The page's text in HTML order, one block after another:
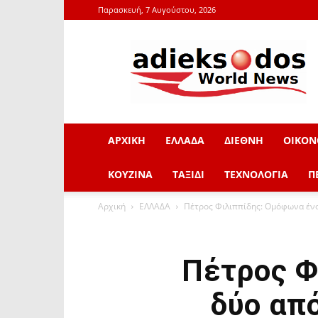
Παρασκευή, 7 Αυγούστου, 2026
adieksodos.gr
ΑΡΧΙΚΗ ΕΛΛΑΔΑ ΔΙΕΘΝΗ
ΚΟΥΖΙΝΑ ΤΑΞΙΔΙ ΤΕΧΝΟΛΟΓΙΑ
Αρχική ΕΛΛΑΔΑ Πέτρος Φιλιππίδης: Ομόφωνα
Πέτρος
δύο